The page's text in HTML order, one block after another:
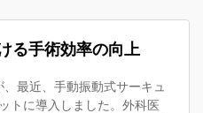
る手術効率の向上
最近、手動振動式サーキュ
トに導入しました。外科医